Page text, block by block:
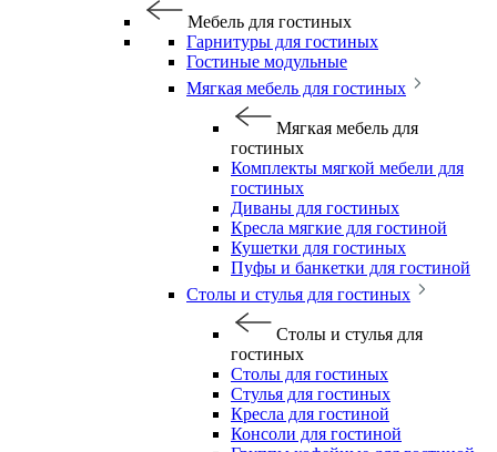
Мебель для гостиных
Гарнитуры для гостиных
Гостиные модульные
Мягкая мебель для гостиных
Мягкая мебель для
гостиных
Комплекты мягкой мебели для
гостиных
Диваны для гостиных
Кресла мягкие для гостиной
Кушетки для гостиных
Пуфы и банкетки для гостиной
Столы и стулья для гостиных
Столы и стулья для
гостиных
Столы для гостиных
Стулья для гостиных
Кресла для гостиной
Консоли для гостиной